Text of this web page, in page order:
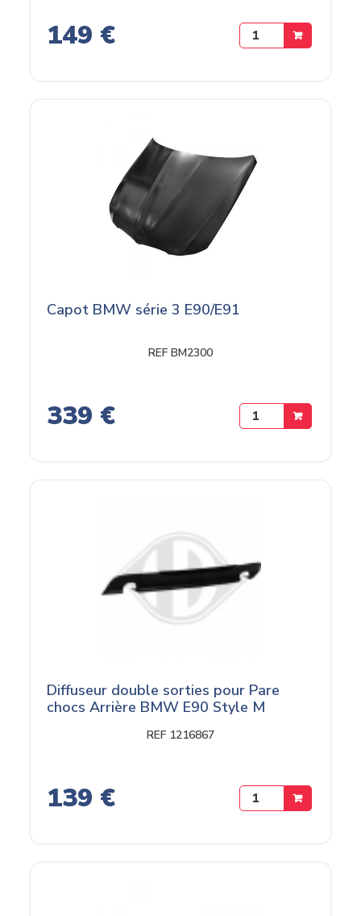
149 €
Capot BMW série 3 E90/E91
REF BM2300
339 €
Diffuseur double sorties pour Pare
chocs Arrière BMW E90 Style M
REF 1216867
139 €